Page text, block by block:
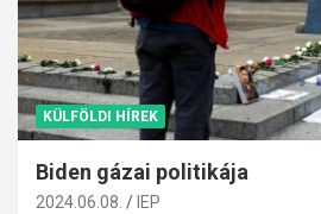
KÜLFÖLDI HÍREK
Biden gázai politikája
2024.06.08. IEP